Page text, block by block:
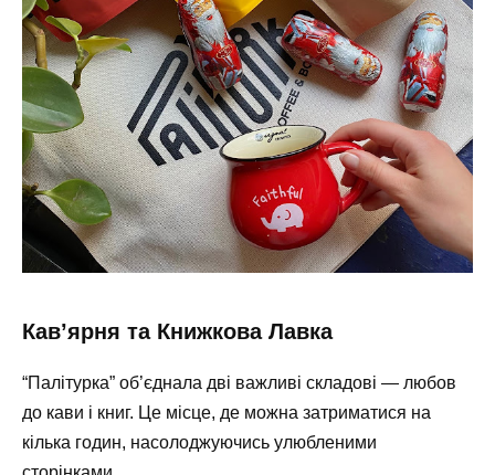
Кав’ярня та Книжкова Лавка
“Палітурка” об’єднала дві важливі складові — любов
до кави і книг. Це місце, де можна затриматися на
кілька годин, насолоджуючись улюбленими